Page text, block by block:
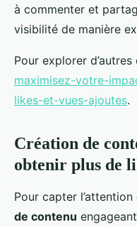
à commenter et
visibilité de manière
Pour explorer
maximisez-votre-
likes-et-vues-ajoutes.
Création de
obtenir plus de
Pour capter
de contenu